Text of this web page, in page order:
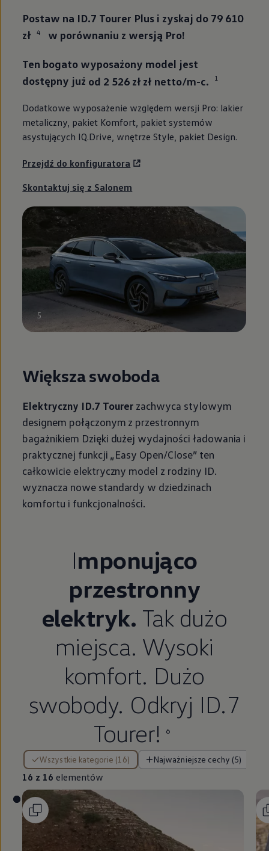
Postaw na ID.7 Tourer Plus i zyskaj do 79 610
zł
4 w porównaniu z wersją Pro!
Ten bogato wyposażony model jest
dostępny już od 2 526 zł zł netto/m-c. 1
Dodatkowe wyposażenie względem wersji Pro: lakier
metaliczny, pakiet Komfort, pakiet systemów
asystujących IQ.Drive, wnętrze Style, pakiet Design.
Przejdź do konfiguratora
Skontaktuj się z Salonem
5
Większa swoboda
Elektryczny ID.7 Tourer zachwyca stylowym
designem połączonym z przestronnym
bagażnikiem Dzięki dużej wydajności ładowania i
praktycznej funkcji „Easy Open/Close” ten
całkowicie elektryczny model z rodziny ID.
wyznacza nowe standardy w dziedzinach
komfortu i funkcjonalności.
Imponująco
przestronny
elektryk. Tak dużo
miejsca. Wysoki
komfort. Dużo
swobody. Odkryj ID.7
Tourer!
6
Wszystkie kategorie (16) Najważniejsze cechy (5)
16 z 16 elementów
16 z 16 elementów